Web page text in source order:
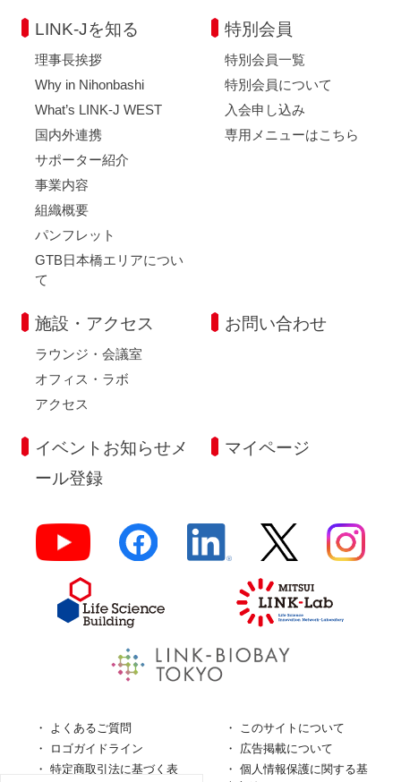
LINK-Jを知る
理事長挨拶
Why in Nihonbashi
What’s LINK-J WEST
国内外連携
サポーター紹介
事業内容
組織概要
パンフレット
GTB日本橋エリアについ
て
特別会員
特別会員一覧
特別会員について
入会申し込み
専用メニューはこちら
施設・アクセス
ラウンジ・会議室
オフィス・ラボ
アクセス
お問い合わせ
イベントお知らせメ
ール登録
マイページ
よくあるご質問
このサイトについて
ロゴガイドライン
広告掲載について
特定商取引法に基づく表
個人情報保護に関する基